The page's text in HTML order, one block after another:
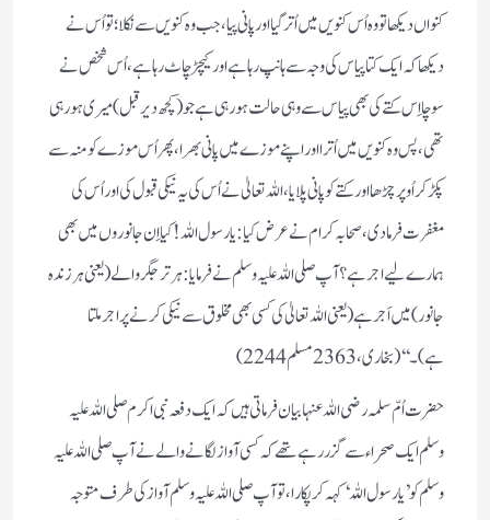
کنواں دیکھا تو وہ اُس کنویں میں اُتر گیا اور پانی پیا، جب وہ کنویں سے نکلا؛ تو اُس نے
دیکھا کہ ایک کتا پیاس کی وجہ سے ہانپ رہا ہے اور کیچڑ چاٹ رہا ہے، اُس شخص نے
سوچا اِس کتے کی بھی پیاس سے وہی حالت ہو رہی ہے جو (کچھ دیر قبل) میری ہو رہی
تھی، پس وہ کنویں میں اُترا اور اپنے موزے میں پانی بھرا، پھر اُس موزے کو منہ سے
پکڑ کر اُوپر چڑھا اور کتے کو پانی پلایا، اللہ تعالیٰ نے اُس کی یہ نیکی قبول کی اور اُس کی
مغفرت فرما دی، صحابہ کرام نے عرض کیا: یا رسول اللہ! کیا اِن جانوروں میں بھی
ہمارے لیے اجر ہے؟ آپ صلی اللہ علیہ وسلم نے فرمایا: ہر تر جگر والے (یعنی ہر زندہ
جانور) میں اَجر ہے (یعنی اللہ تعالیٰ کی کسی بھی مخلوق سے نیکی کرنے پر اجر ملتا
ہے)۔‘‘ (بخاری،2363مسلم2244)
حضرت اُمّ سلمہ رضی اللہ عنہا بیان فرماتی ہیں کہ ایک دفعہ نبی اکرم صلی اللہ علیہ
وسلم ایک صحراء سے گزر رہے تھے کہ کسی آواز لگانے والے نے آپ صلی اللہ علیہ
وسلم کو ’یا رسول اللہ‘ کہہ کر پکارا، تو آپ صلی اللہ علیہ وسلم آواز کی طرف متوجہ